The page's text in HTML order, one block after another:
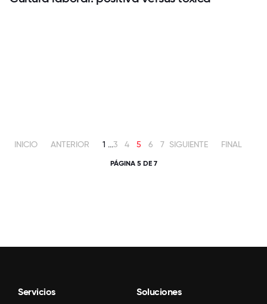
INICIO ANTERIOR 1 3 4 5 6 7 SIGUIENTE FINAL
PÁGINA 5 DE 7
Servicios Soluciones